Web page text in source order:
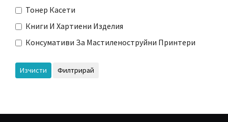
Тонер Касети
Книги И Хартиени Изделия
Консумативи За Мастиленоструйни Принтери
Изчисти Филтрирай